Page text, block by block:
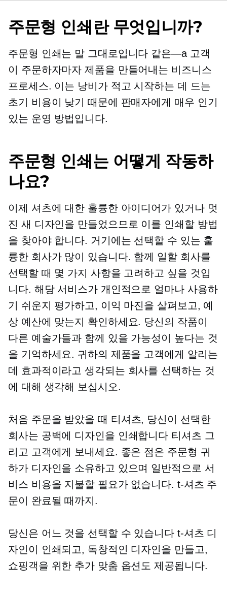
주문형 인쇄란 무엇입니까?
주문형 인쇄는 말 그대로입니다 같은—a고객
이 주문하자마자 제품을 만들어내는 비즈니스
프로세스. 이는 낭비가 적고 시작하는 데 드는
초기 비용이 낮기 때문에 판매자에게 매우 인기
있는 운영 방법입니다.
주문형 인쇄는 어떻게 작동하
나요?
이제 셔츠에 대한 훌륭한 아이디어가 있거나 멋
진 새 디자인을 만들었으므로 이를 인쇄할 방법
을 찾아야 합니다. 거기에는 선택할 수 있는 훌
륭한 회사가 많이 있습니다. 함께 일할 회사를
선택할 때 몇 가지 사항을 고려하고 싶을 것입
니다. 해당 서비스가 개인적으로 얼마나 사용하
기 쉬운지 평가하고, 이익 마진을 살펴보고, 예
상 예산에 맞는지 확인하세요. 당신의 작품이
다른 예술가들과 함께 있을 가능성이 높다는 것
을 기억하세요. 귀하의 제품을 고객에게 알리는
데 효과적이라고 생각되는 회사를 선택하는 것
에 대해 생각해 보십시오.
처음 주문을 받았을 때 티셔츠, 당신이 선택한
회사는 공백에 디자인을 인쇄합니다 티셔츠 그
리고 고객에게 보내세요. 좋은 점은 주문형 귀
하가 디자인을 소유하고 있으며 일반적으로 서
비스 비용을 지불할 필요가 없습니다. t-셔츠 주
문이 완료될 때까지.
당신은 어느 것을 선택할 수 있습니다 t-셔츠 디
자인이 인쇄되고, 독창적인 디자인을 만들고,
쇼핑객을 위한 추가 맞춤 옵션도 제공됩니다.